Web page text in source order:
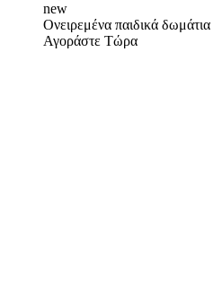
new
Ονειρεμένα παιδικά δωμάτια
Αγοράστε Τώρα